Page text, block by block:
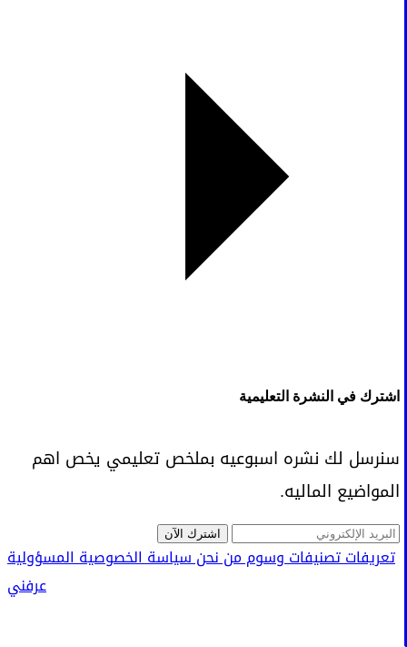
اشترك في النشرة التعليمية
سنرسل لك نشره اسبوعيه بملخص تعليمي يخص اهم
المواضيع الماليه.
اشترك الآن
تعريفاتتصنيفاتوسوممن نحنسياسة الخصوصيةالمسؤولية
عرفني